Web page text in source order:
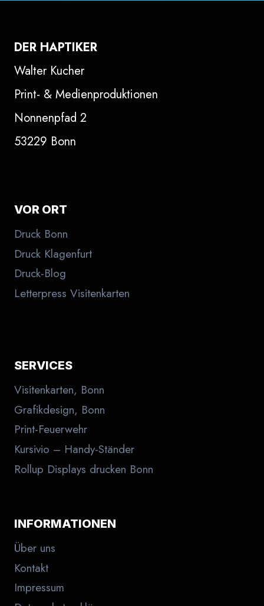
DER HAPTIKER
Walter Kucher
Print- & Medienproduktionen
Nonnenpfad 2
53229 Bonn
VOR ORT
Druck Bonn
Druck Klagenfurt
Druck-Blog
Letterpress Visitenkarten
SERVICES
Visitenkarten, Bonn
Grafikdesign, Bonn
Print-Feuerwehr
Kursivio – Handy-Ständer
Rollup Displays drucken Bonn
INFORMATIONEN
Über uns
Kontakt
Impressum